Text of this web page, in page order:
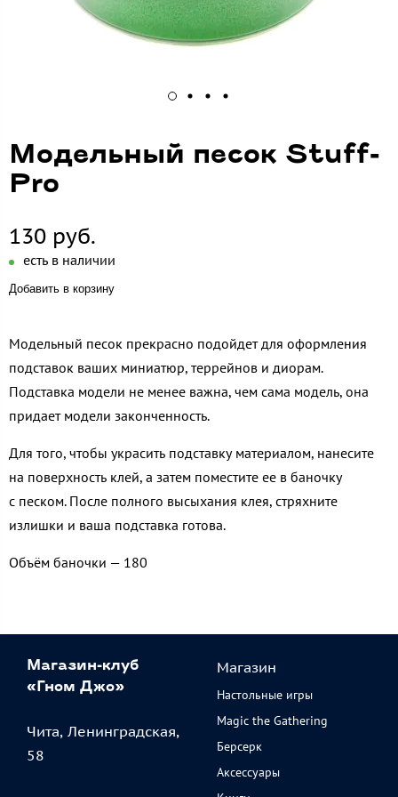
Модельный песок Stuff-
Pro
130 руб.
есть в наличии
Добавить в корзину
Модельный песок прекрасно подойдет для оформления
подставок ваших миниатюр, террейнов и диорам.
Подставка модели не менее важна, чем сама модель, она
придает модели законченность.
Для того, чтобы украсить подставку материалом, нанесите
на поверхность клей, а затем поместите ее в баночку
с песком. После полного высыхания клея, стряхните
излишки и ваша подставка готова.
Объём баночки — 180
Магазин-клуб
«Гном Джо»
Чита, Ленинградская,
58
Магазин
Настольные игры
Magic the Gathering
Берсерк
Аксессуары